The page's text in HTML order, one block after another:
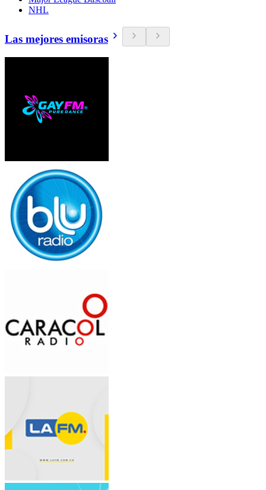
NHL
Las mejores emisoras